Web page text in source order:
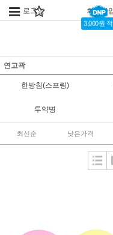
로그인 회원가
3,000원
연고곽
한방침(스프링)
투약병
최신순 낮은가격